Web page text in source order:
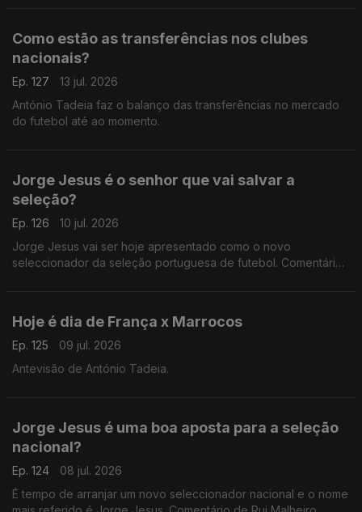
Como estão as transferências nos clubes
nacionais?
Ep. 127
13 jul. 2026
António Tadeia faz o balanço das transferências no mercado
do futebol até ao momento.
Jorge Jesus é o senhor que vai salvar a
seleção?
Ep. 126
10 jul. 2026
Jorge Jesus vai ser hoje apresentado como o novo
seleccionador da seleção portuguesa de futebol. Comentário
Hoje é dia de França x Marrocos
Ep. 125
09 jul. 2026
Antevisão de António Tadeia.
Jorge Jesus é uma boa aposta para a seleção
nacional?
Ep. 124
08 jul. 2026
É tempo de arranjar um novo seleccionador nacional e o nome